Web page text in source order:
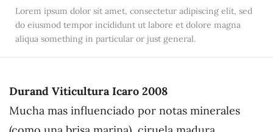
Lorem ipsum dolor sit amet, consectetur adipiscing elit, sed
do eiusmod tempor incididunt ut labore et dolore magna
aliqua something in particular or just general.
Durand Viticultura Icaro 2008
Mucha mas influenciado por notas minerales